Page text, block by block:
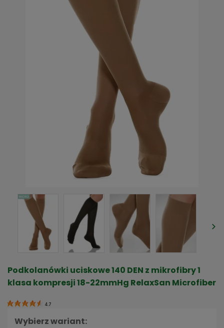
Podkolanówki uciskowe 140 DEN z mikrofibry 1
klasa kompresji 18-22mmHg RelaxSan Microfiber
4.7
Wybierz wariant: